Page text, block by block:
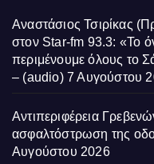
Αναστάσιος Τσιρίκας
στον Star-fm 93.3: «Το
περιμένουμε όλους το
– (audio) 7 Αυγούστου
Αντιπεριφέρεια
ασφαλτόστρωση της
Αυγούστου 2026